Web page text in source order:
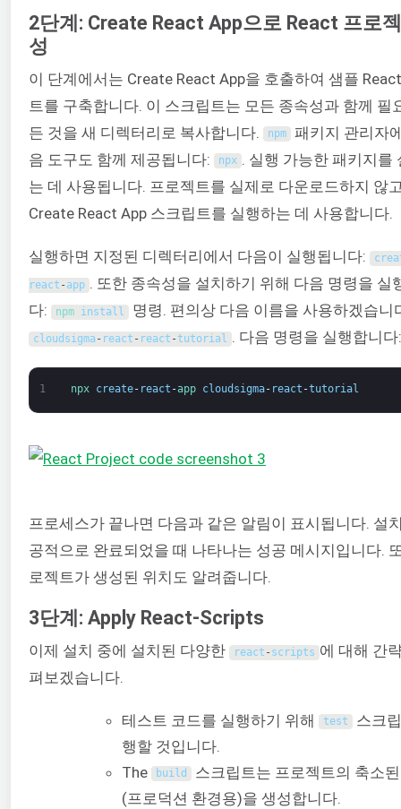
2단계: Create React App으로 React 프로
성
이 단계에서는 Create React App을 호출하여 샘플
트를 구축합니다. 이 스크립트는 모든 종속성과 함께 필
든 것을 새 디렉터리로 복사합니다.
npm 패키지 관리자
음 도구도 함께 제공됩니다:
npx . 실행 가능한 패키지를
는 데 사용됩니다. 프로젝트를 실제로 다운로드하지 않
Create React App 스크립트를 실행하는 데 사용합니다.
실행하면 지정된 디렉터리에서 다음이 실행됩니다:
react - app . 또한 종속성을 설치하기 위해 다음 명령을 실
다:
npm install 명령. 편의상 다음 이름을 사용하겠습니
cloudsigma - react - react -tutorial . 다음 명령을 실행합니다:
1 npx create- react -app cloudsigma- react -tutorial
프로세스가 끝나면 다음과 같은 알림이 표시됩니다. 설
공적으로 완료되었을 때 나타나는 성공 메시지입니다.
로젝트가 생성된 위치도 알려줍니다.
3단계: Apply React-Scripts
이제 설치 중에 설치된 다양한 react - scripts 에 대해 간
펴보겠습니다.
테스트 코드를 실행하기 위해 test 스크
행할 것입니다.
The
build 스크립트는 프로젝트의 축소
(프로덕션 환경용)을 생성합니다.